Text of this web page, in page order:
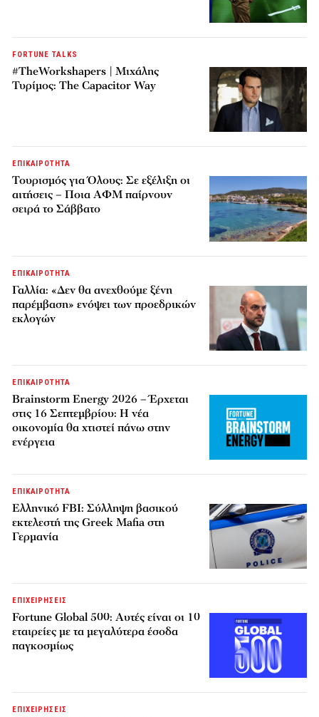
FORTUNE TALKS
#TheWorkshapers | Μιχάλης
Τυρίμος: The Capacitor Way
ΕΠΙΚΑΙΡΟΤΗΤΑ
Τουρισμός για Όλους: Σε εξέλιξη οι
αιτήσεις – Ποια ΑΦΜ παίρνουν
σειρά το Σάββατο
ΕΠΙΚΑΙΡΟΤΗΤΑ
Γαλλία: «Δεν θα ανεχθούμε ξένη
παρέμβαση» ενόψει των προεδρικών
εκλογών
ΕΠΙΚΑΙΡΟΤΗΤΑ
Brainstorm Energy 2026 – Έρχεται
στις 16 Σεπτεμβρίου: Η νέα
οικονομία θα χτιστεί πάνω στην
ενέργεια
ΕΠΙΚΑΙΡΟΤΗΤΑ
Ελληνικό FBI: Σύλληψη βασικού
εκτελεστή της Greek Mafia στη
Γερμανία
ΕΠΙΧΕΙΡΗΣΕΙΣ
Fortune Global 500: Αυτές είναι οι 10
εταιρείες με τα μεγαλύτερα έσοδα
παγκοσμίως
ΕΠΙΧΕΙΡΗΣΕΙΣ